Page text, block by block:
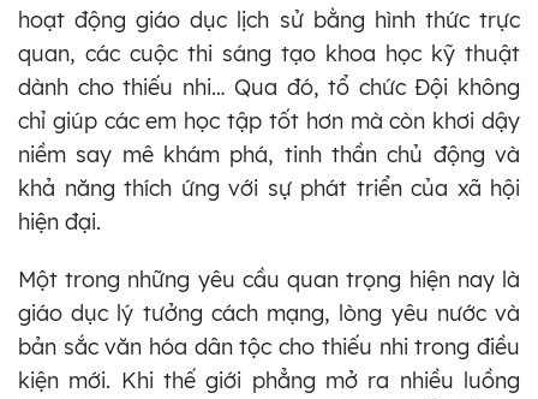
hoạt động giáo dục lịch sử bằng hình thức trực
quan, các cuộc thi sáng tạo khoa học kỹ thuật
dành cho thiếu nhi… Qua đó, tổ chức Đội không
chỉ giúp các em học tập tốt hơn mà còn khơi dậy
niềm say mê khám phá, tinh thần chủ động và
khả năng thích ứng với sự phát triển của xã hội
hiện đại.
Một trong những yêu cầu quan trọng hiện nay là
giáo dục lý tưởng cách mạng, lòng yêu nước và
bản sắc văn hóa dân tộc cho thiếu nhi trong điều
kiện mới. Khi thế giới phẳng mở ra nhiều luồng